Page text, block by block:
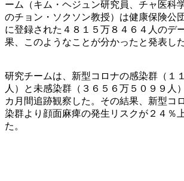
ーム（キム・ヘジュン研究員、チャ医科
のチョン・ソクソン教授）は健康保険公
に登録された４８１５万８４６４人のデ
果、このようなことが分かったと発表した
研究チームは、新型コロナの感染群（１
人）と未感染群（３６５６万５０９９人
カ月間追跡観察した。その結果、新型コ
染群より顔面麻痺の発生リスクが２４％
た。